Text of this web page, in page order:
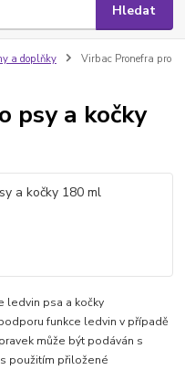
Hledat
a doplňky
Virbac Pronefra pro
psy a kočky
ledvin psa a kočky
funkce ledvin v případě
může být podáván s
použitím přiložené